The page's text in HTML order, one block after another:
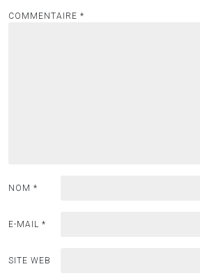
COMMENTAIRE *
NOM *
E-MAIL *
SITE WEB